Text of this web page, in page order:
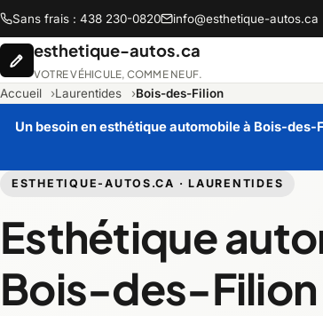
Sans frais : 438 230-0820 info@esthetique-autos.ca
esthetique-autos.ca
VOTRE VÉHICULE, COMME NEUF.
Abitibi-Témiscamingue
Chaudière-Appalaches
Lanaudière
Accueil Laurentides Bois-des-Filion
Un besoin en esthétique automobile à Bois-des-
ESTHETIQUE-AUTOS.CA · LAURENTIDES
Esthétique
Bois-des-Filion